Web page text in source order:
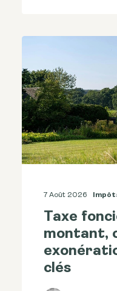
7 Août 2026
Taxe
montant,
clés